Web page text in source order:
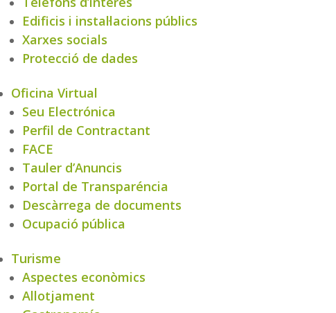
Edificis i instal·lacions públics
Xarxes socials
Protecció de dades
Oficina Virtual
Seu Electrónica
Perfil de Contractant
FACE
Tauler d’Anuncis
Portal de Transparéncia
Descàrrega de documents
Ocupació pública
Turisme
Aspectes econòmics
Allotjament